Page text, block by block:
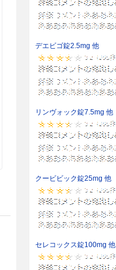
デエビゴ錠2.5mg 他
リンヴォック錠7.5mg 他
クービビック錠25mg 他
セレコックス錠100mg 他